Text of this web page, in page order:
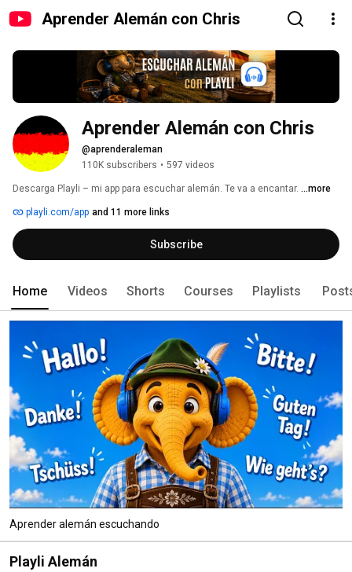
Aprender Alemán con Chris
Aprender Alemán con Chris
@aprenderaleman
110K subscribers • 597 videos
Descarga Playli – mi app para escuchar alemán. Te va a encantar. ...more
playli.com/app and 11 more links
Subscribe
Home Videos Shorts Courses Playlists
Aprender alemán escuchando
Playli Alemán